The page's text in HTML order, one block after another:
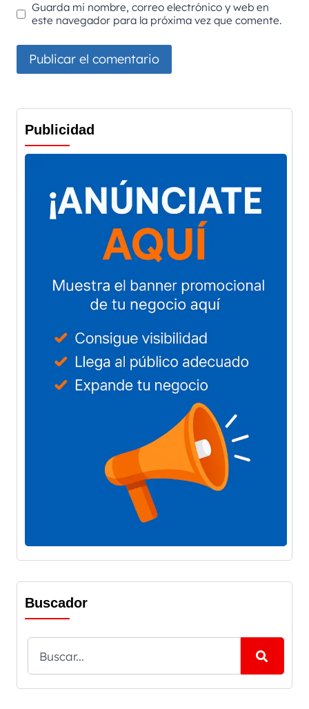
Guarda mi nombre, correo electrónico y web en
este navegador para la próxima vez que comente.
Publicidad
Buscador